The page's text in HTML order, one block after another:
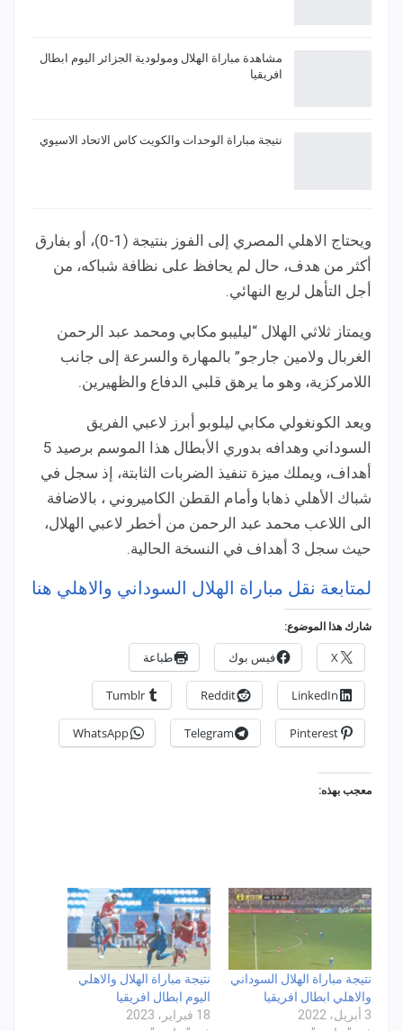
مشاهدة مباراة الهلال ومولودية الجزائر اليوم ابطال
افريقيا
نتيجة مباراة الوحدات والكويت كاس الاتحاد الاسيوي
ويحتاج الاهلي المصري إلى الفوز بنتيجة (1-0)، أو بفارق
أكثر من هدف، حال لم يحافظ على نظافة شباكه، من
أجل التأهل لربع النهائي.
ويمتاز ثلاثي الهلال “ليليبو مكابي ومحمد عبد الرحمن
الغربال ولامين جارجو” بالمهارة والسرعة إلى جانب
اللامركزية، وهو ما يرهق قلبي الدفاع والظهيرين.
ويعد الكونغولي مكابي ليلوبو أبرز لاعبي الفريق
السوداني وهدافه بدوري الأبطال هذا الموسم برصيد 5
أهداف، ويملك ميزة تنفيذ الضربات الثابتة، إذ سجل في
شباك الأهلي ذهابا وأمام القطن الكاميروني ، بالاضافة
الى اللاعب محمد عبد الرحمن من أخطر لاعبي الهلال،
حيث سجل 3 أهداف في النسخة الحالية.
لمتابعة نقل مباراة الهلال السوداني والاهلي هنا
شارك هذا الموضوع:
X فيس بوك طباعة
LinkedIn
Reddit
Tumblr
Pinterest
Telegram
WhatsApp
معجب بهذه:
نتيجة مباراة الهلال السوداني
والاهلي ابطال افريقيا
3 أبريل، 2022
نتيجة مباراة الهلال والاهلي
اليوم ابطال افريقيا
18 فبراير، 2023